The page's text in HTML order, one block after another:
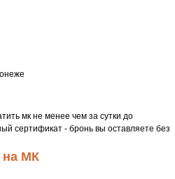
мк не менее чем за сутки до
сертификат - бронь вы оставляете без
на МК